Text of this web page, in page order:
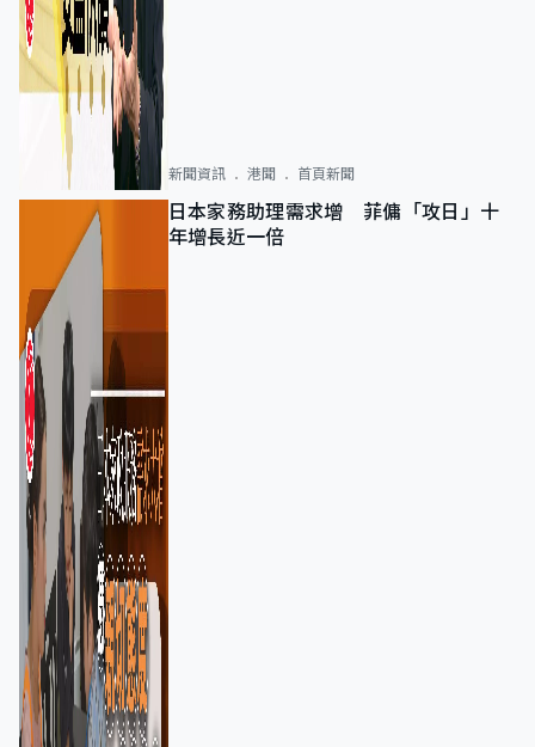
新聞資訊 港聞 首頁新聞
日本家務助理需求增 菲傭「攻日」十
年增長近一倍